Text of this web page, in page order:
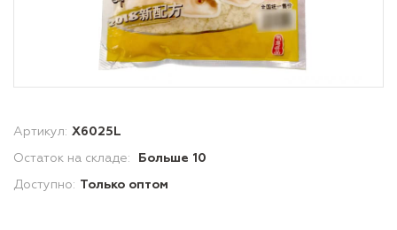
Артикул: X6025L
Остаток на складе: Больше 10
Доступно: Только оптом